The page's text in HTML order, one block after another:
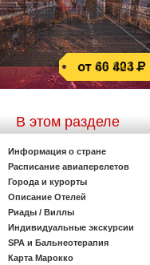
В этом разделе
Информация о стране
Расписание авиаперелетов
Города и курорты
Описание Отелей
Риады / Виллы
Индивидуальные экскурсии
SPA и Бальнеотерапия
Карта Марокко